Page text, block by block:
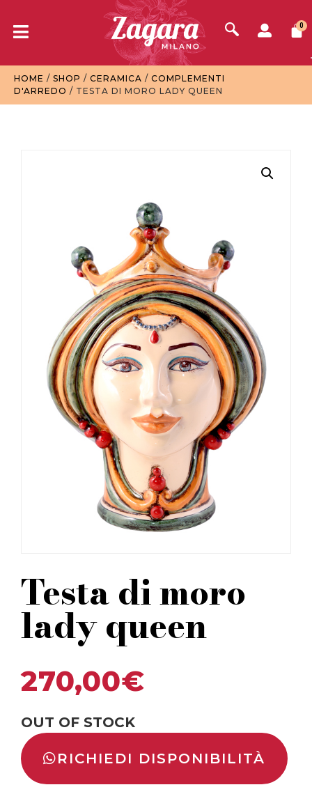
0
HOME / SHOP / CERAMICA / COMPLEMENTI
D'ARREDO / TESTA DI MORO LADY QUEEN
Testa di moro
lady queen
270,00€
OUT OF STOCK
RICHIEDI DISPONIBILITÀ